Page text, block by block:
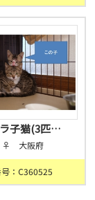
子猫(3匹…
♀ 大阪府
：C360525